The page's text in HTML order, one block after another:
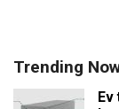
Trending
Ev